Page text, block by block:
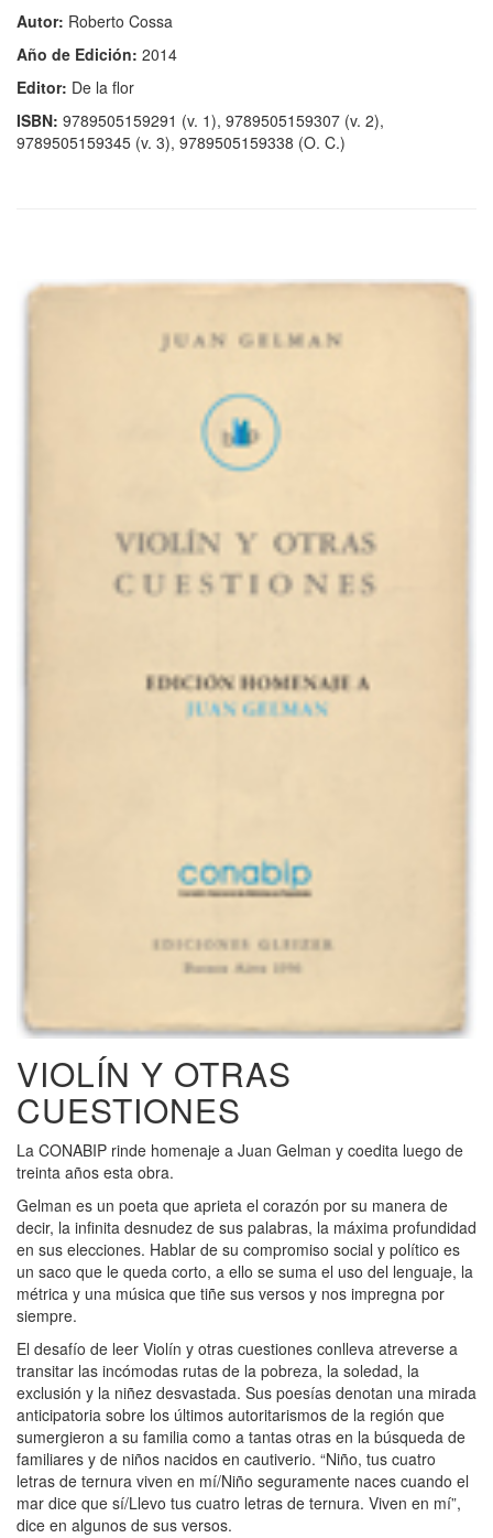
Autor: Roberto Cossa
Año de Edición: 2014
Editor: De la flor
ISBN: 9789505159291 (v. 1), 9789505159307 (v. 2),
9789505159345 (v. 3), 9789505159338 (O. C.)
VIOLÍN Y OTRAS
CUESTIONES
La CONABIP rinde homenaje a Juan Gelman y coedita luego de
treinta años esta obra.
Gelman es un poeta que aprieta el corazón por su manera de
decir, la infinita desnudez de sus palabras, la máxima profundidad
en sus elecciones. Hablar de su compromiso social y político es
un saco que le queda corto, a ello se suma el uso del lenguaje, la
métrica y una música que tiñe sus versos y nos impregna por
siempre.
El desafío de leer Violín y otras cuestiones conlleva atreverse a
transitar las incómodas rutas de la pobreza, la soledad, la
exclusión y la niñez desvastada. Sus poesías denotan una mirada
anticipatoria sobre los últimos autoritarismos de la región que
sumergieron a su familia como a tantas otras en la búsqueda de
familiares y de niños nacidos en cautiverio. “Niño, tus cuatro
letras de ternura viven en mí/Niño seguramente naces cuando el
mar dice que sí/Llevo tus cuatro letras de ternura. Viven en mí”,
dice en algunos de sus versos.